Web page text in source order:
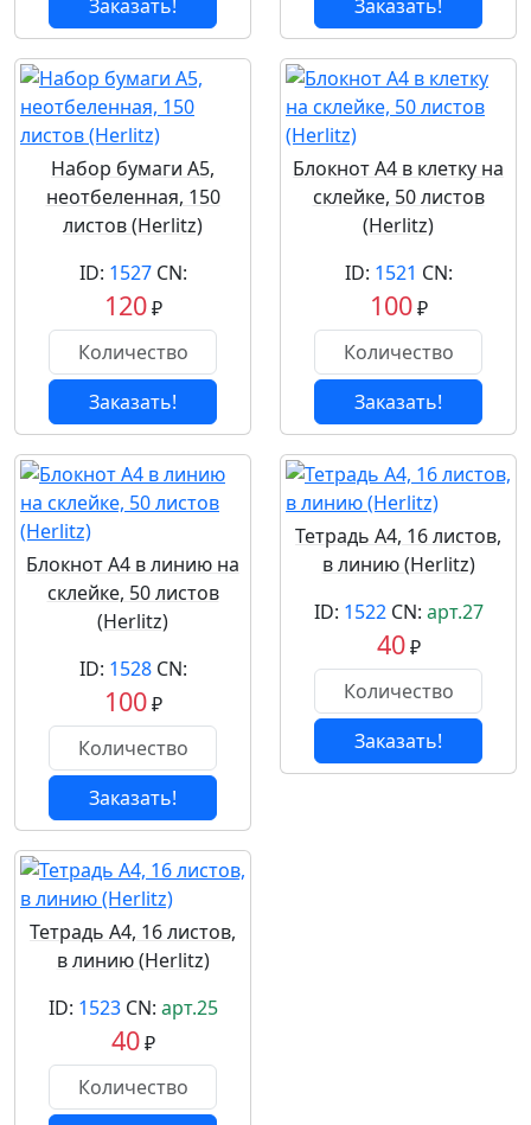
Заказать! Заказать!
Набор бумаги А5,
неотбеленная, 150
листов (Herlitz)
ID: 1527CN:
120₽
Заказать!
Блокнот А4 в клетку на
склейке, 50 листов
(Herlitz)
ID: 1521 CN:
100₽
Заказать!
Блокнот А4 в линию на
склейке, 50 листов
(Herlitz)
ID: 1528CN:
100₽
Заказать!
Тетрадь А4, 16 листов,
в линию (Herlitz)
ID: 1522CN: арт.27
40₽
Заказать!
Тетрадь А4, 16 листов,
в линию (Herlitz)
ID: 1523CN: арт.25
40₽